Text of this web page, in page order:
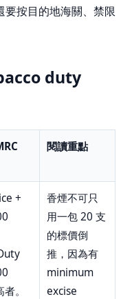
要按目的地海關、禁限
duty
閱讀重點
+
。
香煙不可只
用一包 20 支
的標價倒
推，因為有
minimum
excise